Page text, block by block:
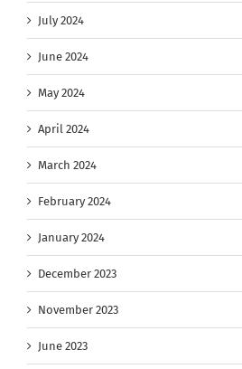
July 2024
June 2024
May 2024
April 2024
March 2024
February 2024
January 2024
December 2023
November 2023
June 2023